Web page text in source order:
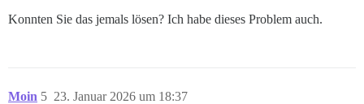
	}
Konnten Sie das jemals lösen? Ich habe dieses Problem auch.
Moin 23. Januar 2026 um 18:37
5